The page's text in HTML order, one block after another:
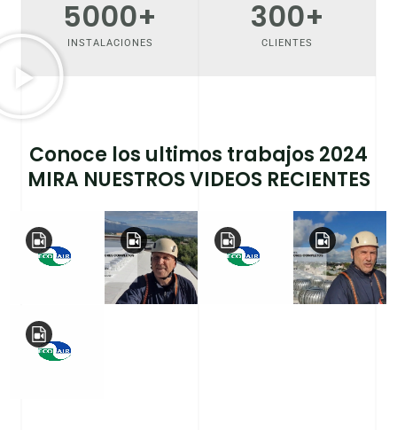
INSTALACIONES
5000+
CLIENTES
300+
Conoce los ultimos trabajos 2024
MIRA NUESTROS VIDEOS RECIENTES